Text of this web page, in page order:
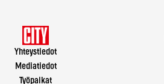
Yhteystiedot
Mediatiedot
Työpaikat